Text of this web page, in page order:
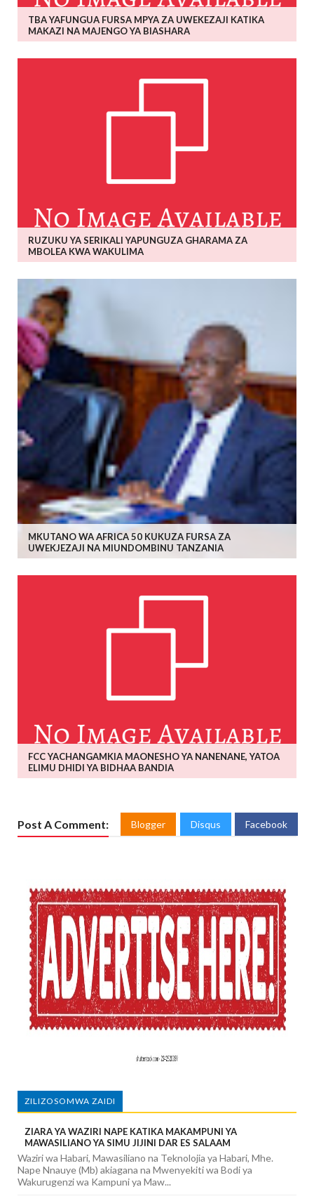
TBA YAFUNGUA FURSA MPYA ZA UWEKEZAJI KATIKA
MAKAZI NA MAJENGO YA BIASHARA
RUZUKU YA SERIKALI YAPUNGUZA GHARAMA ZA
MBOLEA KWA WAKULIMA
MKUTANO WA AFRICA 50 KUKUZA FURSA ZA
UWEKJEZAJI NA MIUNDOMBINU TANZANIA
FCC YACHANGAMKIA MAONESHO YA NANENANE, YATOA
ELIMU DHIDI YA BIDHAA BANDIA
Post A Comment: Blogger Disqus Facebook
ZILIZOSOMWA ZAIDI
ZIARA YA WAZIRI NAPE KATIKA MAKAMPUNI YA
MAWASILIANO YA SIMU JIJINI DAR ES SALAAM
Waziri wa Habari, Mawasiliano na Teknolojia ya Habari, Mhe.
Nape Nnauye (Mb) akiagana na Mwenyekiti wa Bodi ya
Wakurugenzi wa Kampuni ya Maw...